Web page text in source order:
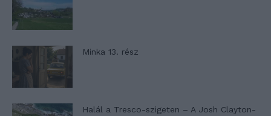
Minka 13. rész
Halál a Tresco-szigeten – A Josh Clayton-